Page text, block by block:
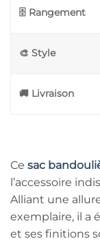
🗄️ Rangement
🎨 Style
🚚 Livraison
Ce sac
l’accessoire
Alliant une
exemplaire, il a
et ses finitions